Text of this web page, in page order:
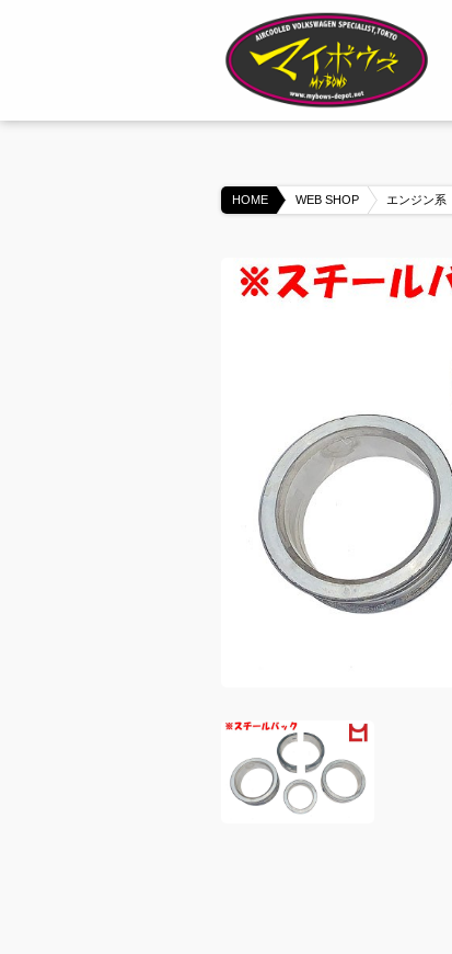
HOME WEB SHOP エンジン系